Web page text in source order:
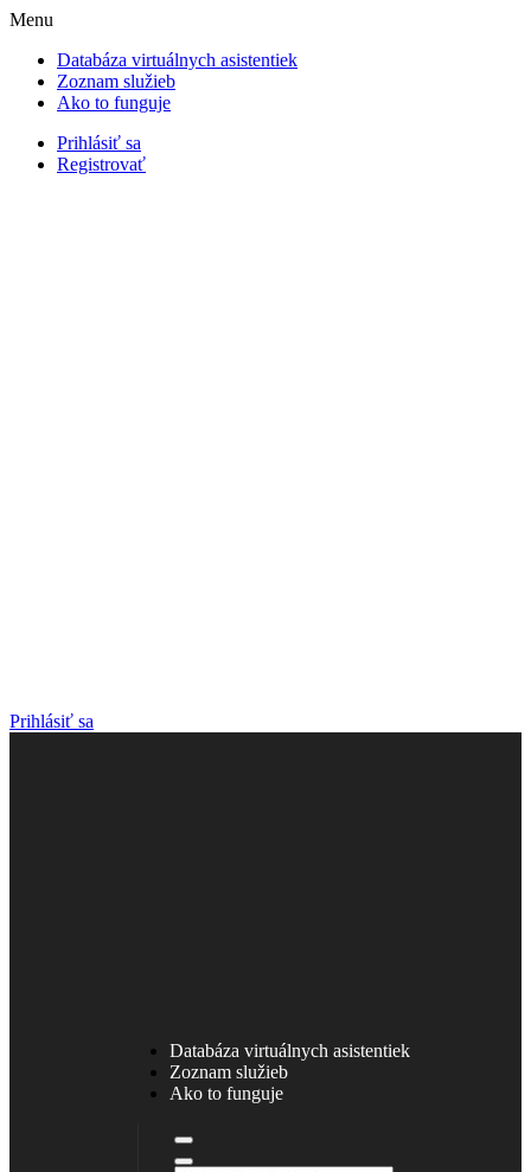
Menu
Databáza virtuálnych asistentiek
Zoznam služieb
Ako to funguje
Prihlásiť sa
Registrovať
Prihlásiť sa
Databáza virtuálnych asistentiek
Zoznam služieb
Ako to funguje